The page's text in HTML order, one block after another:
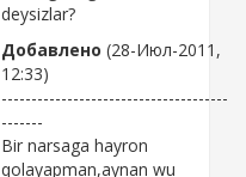
deysizlar?
Добавлено (28-Июл-2011,
12:33)
--------------------------------------
-------
Bir narsaga hayron
qolayapman,aynan wu